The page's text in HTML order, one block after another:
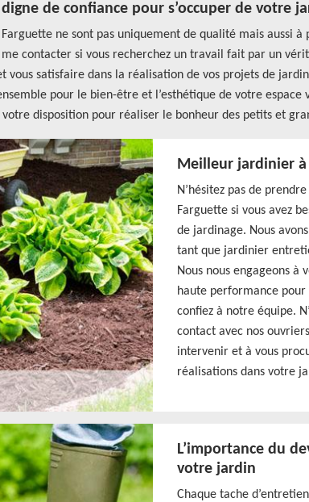
de confiance pour s’occuper de votre
Farguette ne sont pas uniquement de qualité mais aussi
me contacter si vous recherchez un travail fait par un
vous satisfaire dans la réalisation de vos projets de
pour le bien-être et l’esthétique de votre espace
votre disposition pour réaliser le bonheur des petits et
Meilleur jardinier à
N’hésitez pas de
Farguette si vous avez
de jardinage. Nous
tant que jardinier
Nous nous engageons à
haute performance pour
confiez à notre équipe.
contact avec nos
intervenir et à vous
réalisations dans votre
L’importance du
votre jardin
Chaque tache